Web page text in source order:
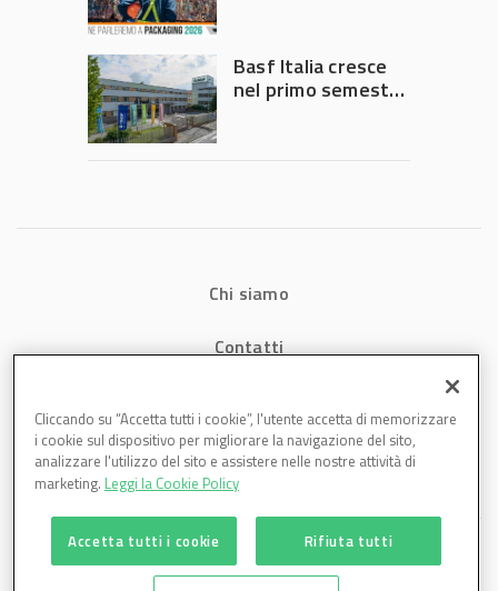
Governo
Basf Italia cresce
nel primo semestre
Chi siamo
Contatti
Cookies
Cliccando su “Accetta tutti i cookie”, l'utente accetta di memorizzare
i cookie sul dispositivo per migliorare la navigazione del sito,
analizzare l'utilizzo del sito e assistere nelle nostre attività di
marketing. Leggi la Cookie Policy
Accetta tutti i cookie Rifiuta tutti